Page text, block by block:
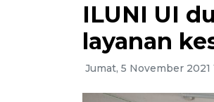
ILUNI UI
layanan
Jumat, 5 November 2021